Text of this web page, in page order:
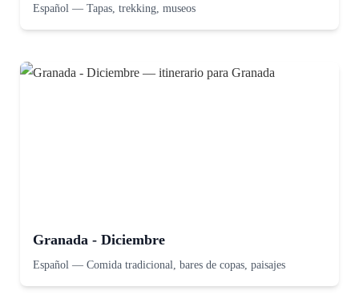
Español — Tapas, trekking, museos
Granada - Diciembre
Español — Comida tradicional, bares de copas, paisajes